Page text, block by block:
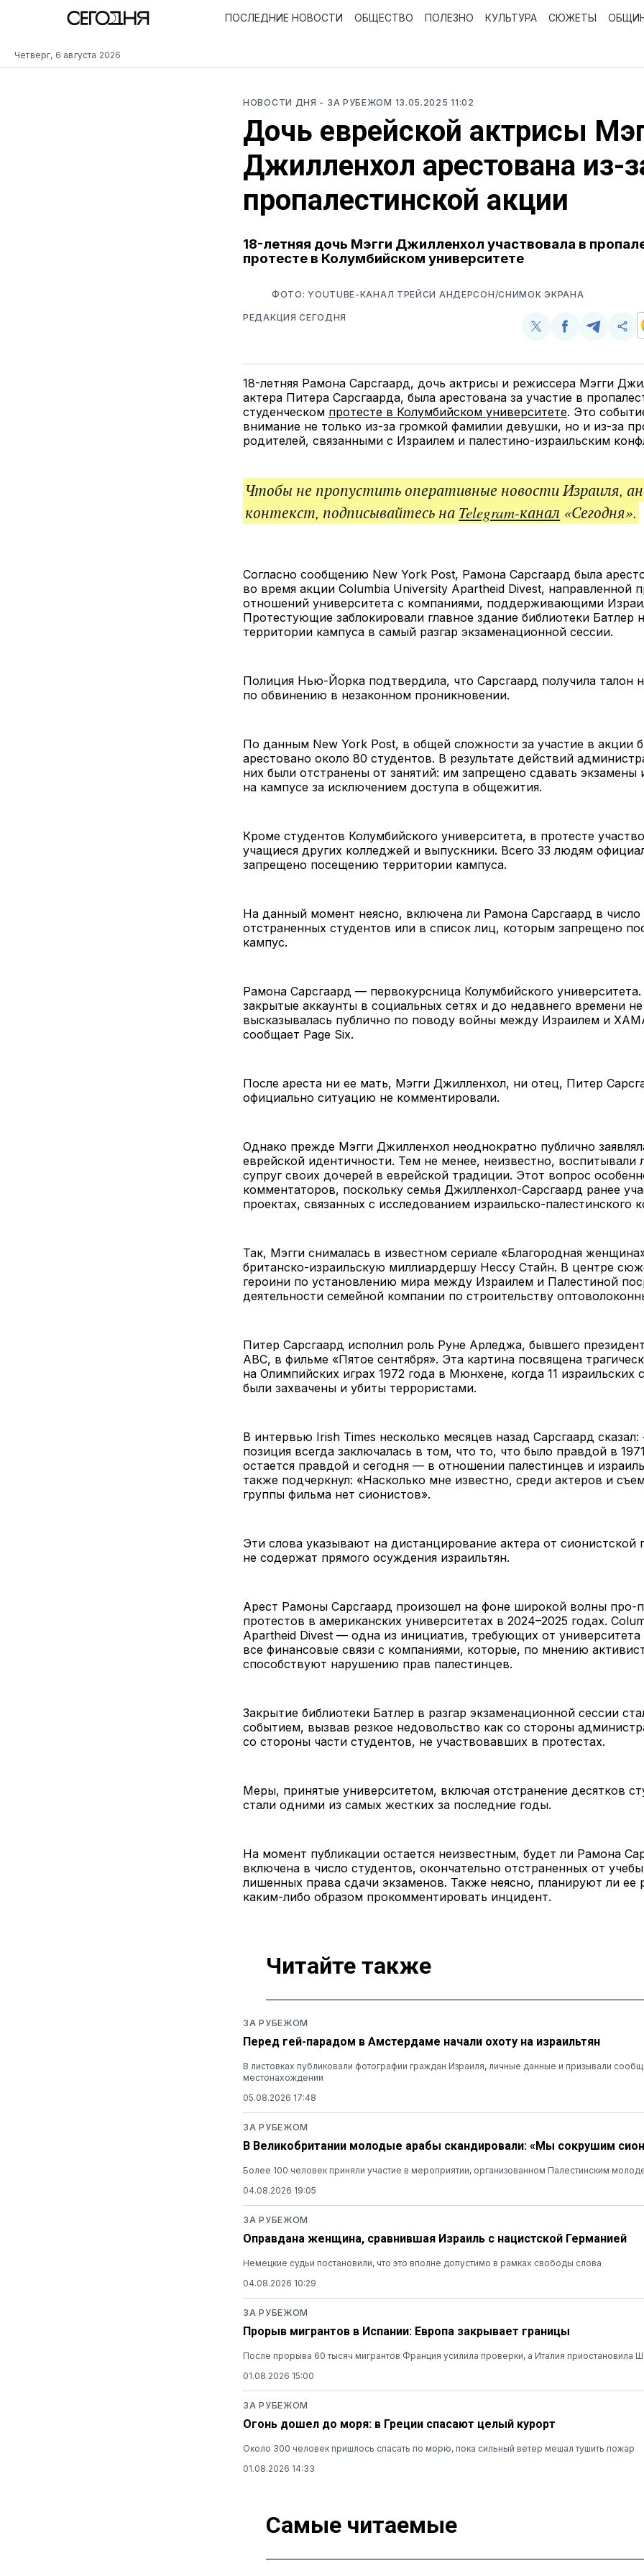
Четверг, 6 августа 2026
ПОСЛЕДНИЕ НОВОСТИ ОБЩЕСТВО ПОЛЕЗНО КУЛЬТУРА СЮЖЕТЫ
НОВОСТИ ДНЯ - ЗА РУБЕЖОМ 13.05.2025 11:02
Дочь еврейской актрисы
Джилленхол арестована из-
пропалестинской акции
18-летняя дочь Мэгги Джилленхол участвовала в
протесте в Колумбийском университете
ФОТО: YOUTUBE-КАНАЛ ТРЕЙСИ АНДЕРСОН/СНИМОК ЭКРАНА
РЕДАКЦИЯ СЕГОДНЯ
Поделиться
Twitter
Поделиться
FacebookTelegram
18-летняя Рамона Сарсгаард, дочь актрисы и режиссера Мэгги
актера Питера Сарсгаарда, была арестована за участие в
студенческом протесте в Колумбийском университете. Это
внимание не только из-за громкой фамилии девушки, но и из-за
родителей, связанными с Израилем и палестино-израильским
Чтобы не пропустить оперативные новости Израиля,
контекст, подписывайтесь на Telegram-канал «Сегодня».
Согласно сообщению New York Post, Рамона Сарсгаард была
во время акции Columbia University Apartheid Divest, направленной
отношений университета с компаниями, поддерживающими
Протестующие заблокировали главное здание библиотеки Батлер
территории кампуса в самый разгар экзаменационной сессии.
Полиция Нью-Йорка подтвердила, что Сарсгаард получила талон
по обвинению в незаконном проникновении.
По данным New York Post, в общей сложности за участие в акции
арестовано около 80 студентов. В результате действий
них были отстранены от занятий: им запрещено сдавать экзамены
на кампусе за исключением доступа в общежития.
Кроме студентов Колумбийского университета, в протесте
учащиеся других колледжей и выпускники. Всего 33 людям
запрещено посещению территории кампуса.
На данный момент неясно, включена ли Рамона Сарсгаард в число
отстраненных студентов или в список лиц, которым запрещено
кампус.
Рамона Сарсгаард — первокурсница Колумбийского
закрытые аккаунты в социальных сетях и до недавнего времени не
высказывалась публично по поводу войны между Израилем и
сообщает Page Six.
После ареста ни ее мать, Мэгги Джилленхол, ни отец, Питер
официально ситуацию не комментировали.
Однако прежде Мэгги Джилленхол неоднократно публично
еврейской идентичности. Тем не менее, неизвестно, воспитывали
супруг своих дочерей в еврейской традиции. Этот вопрос
комментаторов, поскольку семья Джилленхол-Сарсгаард ранее
проектах, связанных с исследованием израильско-палестинского
Так, Мэгги снималась в известном сериале «Благородная
британско-израильскую миллиардершу Нессу Стайн. В центре
героини по установлению мира между Израилем и Палестиной
деятельности семейной компании по строительству
Питер Сарсгаард исполнил роль Руне Арледжа, бывшего
ABC, в фильме «Пятое сентября». Эта картина посвящена
на Олимпийских играх 1972 года в Мюнхене, когда 11 израильских
были захвачены и убиты террористами.
В интервью Irish Times несколько месяцев назад Сарсгаард
позиция всегда заключалась в том, что то, что было правдой в
остается правдой и сегодня — в отношении палестинцев и
также подчеркнул: «Насколько мне известно, среди актеров и
группы фильма нет сионистов».
Эти слова указывают на дистанцирование актера от сионистской
не содержат прямого осуждения израильтян.
Арест Рамоны Сарсгаард произошел на фоне широкой волны про-
протестов в американских университетах в 2024–2025 годах.
Apartheid Divest — одна из инициатив, требующих от университета
все финансовые связи с компаниями, которые, по мнению
способствуют нарушению прав палестинцев.
Закрытие библиотеки Батлер в разгар экзаменационной сессии
событием, вызвав резкое недовольство как со стороны
со стороны части студентов, не участвовавших в протестах.
Меры, принятые университетом, включая отстранение десятков
стали одними из самых жестких за последние годы.
На момент публикации остается неизвестным, будет ли Рамона
включена в число студентов, окончательно отстраненных от
лишенных права сдачи экзаменов. Также неясно, планируют ли ее
каким-либо образом прокомментировать инцидент.
Читайте также
ЗА РУБЕЖОМ
Перед гей-парадом в Амстердаме начали охоту на израильтян
В листовках публиковали фотографии граждан Израиля, личные данные и призывали
местонахождении
05.08.2026 17:48
ЗА РУБЕЖОМ
В Великобритании молодые арабы скандировали: «Мы сокрушим
Более 100 человек приняли участие в мероприятии, организованном Палестинским
04.08.2026 19:05
ЗА РУБЕЖОМ
Оправдана женщина, сравнившая Израиль с нацистской Германией
Немецкие судьи постановили, что это вполне допустимо в рамках свободы слова
04.08.2026 10:29
ЗА РУБЕЖОМ
Прорыв мигрантов в Испании: Европа закрывает границы
После прорыва 60 тысяч мигрантов Франция усилила проверки, а Италия приостановила
01.08.2026 15:00
ЗА РУБЕЖОМ
Огонь дошел до моря: в Греции спасают целый курорт
Около 300 человек пришлось спасать по морю, пока сильный ветер мешал тушить пожар
01.08.2026 14:33
Самые читаемые